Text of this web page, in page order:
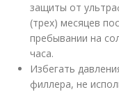
защиты от
(трех) месяцев
пребывании на
часа.
Избегать
филлера, не